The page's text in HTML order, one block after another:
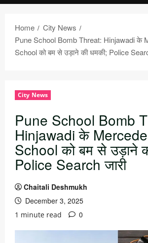
Home
City News
Pune School Bomb Threat: Hinjawadi के
School को बम से उड़ाने की धमकी; Police
City News
Pune School Bomb
Hinjawadi के
School को बम से उड़ाने
Police Search जारी
Chaitali Deshmukh
December 3, 2025
1 minute read 0